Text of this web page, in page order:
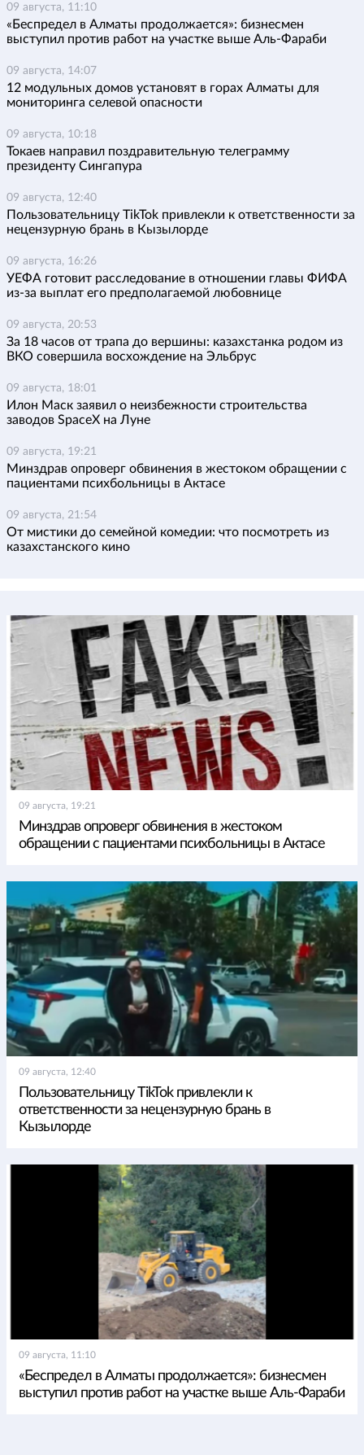
09 августа, 11:10
«Беспредел в Алматы продолжается»: бизнесмен
выступил против работ на участке выше Аль-Фараби
09 августа, 14:07
12 модульных домов установят в горах Алматы для
мониторинга селевой опасности
09 августа, 10:18
Токаев направил поздравительную телеграмму
президенту Сингапура
09 августа, 12:40
Пользовательницу TikTok привлекли к ответственности за
нецензурную брань в Кызылорде
09 августа, 16:26
УЕФА готовит расследование в отношении главы ФИФА
из-за выплат его предполагаемой любовнице
09 августа, 20:53
За 18 часов от трапа до вершины: казахстанка родом из
ВКО совершила восхождение на Эльбрус
09 августа, 18:01
Илон Маск заявил о неизбежности строительства
заводов SpaceX на Луне
09 августа, 19:21
Минздрав опроверг обвинения в жестоком обращении с
пациентами психбольницы в Актасе
09 августа, 21:54
От мистики до семейной комедии: что посмотреть из
казахстанского кино
09 августа, 19:21
Минздрав опроверг обвинения в жестоком
обращении с пациентами психбольницы в Актасе
09 августа, 12:40
Пользовательницу TikTok привлекли к
ответственности за нецензурную брань в
Кызылорде
09 августа, 11:10
«Беспредел в Алматы продолжается»: бизнесмен
выступил против работ на участке выше Аль-Фараби